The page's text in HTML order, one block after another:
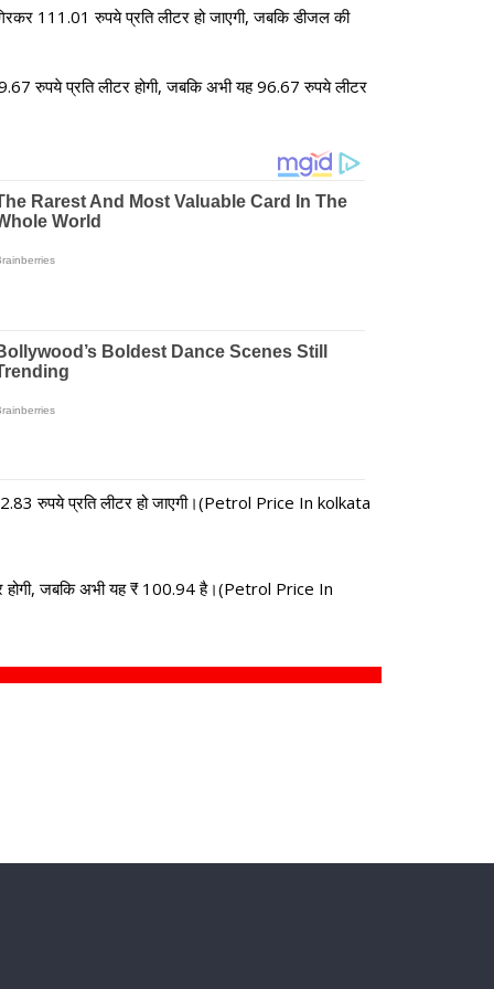
111.01 रुपये प्रति लीटर हो जाएगी, जबकि डीजल की
रुपये प्रति लीटर होगी, जबकि अभी यह 96.67 रुपये लीटर
रुपये प्रति लीटर हो जाएगी।(Petrol Price In kolkata
होगी, जबकि अभी यह ₹ 100.94 है।(Petrol Price In